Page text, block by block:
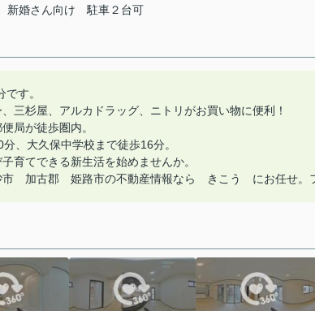
新婚さん向け 駐車２台可
す。
三杉屋、アルカドラッグ、ニトリがお買い物に便利！
局が徒歩圏内。
、大久保中学校まで徒歩16分。
育てできる新生活を始めませんか。
加古郡 姫路市の不動産情報なら きこう にお任せ。